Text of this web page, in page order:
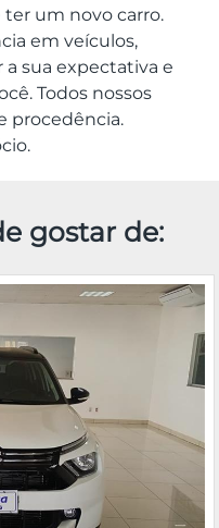
ter um novo carro.
em veículos,
sua expectativa e
Todos nossos
procedência.
gostar de: